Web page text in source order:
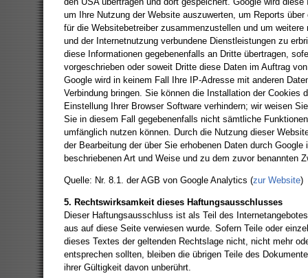
um Ihre Nutzung der Website auszuwerten, um Reports
für die Websitebetreiber zusammenzustellen und um weitere
und der Internetnutzung verbundene Dienstleistungen zu
diese Informationen gegebenenfalls an Dritte übertragen,
vorgeschrieben oder soweit Dritte diese Daten im Auftrag
Google wird in keinem Fall Ihre IP-Adresse mit anderen
Verbindung bringen. Sie können die Installation der Cookies
Einstellung Ihrer Browser Software verhindern; wir weisen
Sie in diesem Fall gegebenenfalls nicht sämtliche
umfänglich nutzen können. Durch die Nutzung dieser
der Bearbeitung der über Sie erhobenen Daten durch Google
beschriebenen Art und Weise und zu dem zuvor benannten
Quelle: Nr. 8.1. der AGB von Google Analytics (zur Website)
5. Rechtswirksamkeit dieses Haftungsausschlusses
Dieser Haftungsausschluss ist als Teil des
aus auf diese Seite verwiesen wurde. Sofern Teile oder
dieses Textes der geltenden Rechtslage nicht, nicht mehr
entsprechen sollten, bleiben die übrigen Teile des
ihrer Gültigkeit davon unberührt.